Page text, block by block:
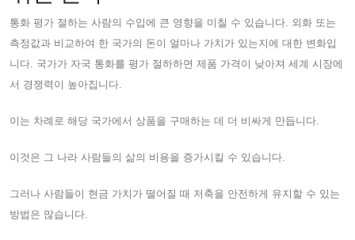
통화 평가 절하는 사람의 수입에 큰 영향을 미칠 수 있습니다. 외화 또는
측정값과 비교하여 한 국가의 돈이 얼마나 가치가 있는지에 대한 변화입
니다. 국가가 자국 통화를 평가 절하하면 제품 가격이 낮아져 세계 시장에
서 경쟁력이 높아집니다.
이는 차례로 해당 국가에서 상품을 구매하는 데 더 비싸게 만듭니다.
이것은 그 나라 사람들의 삶의 비용을 증가시킬 수 있습니다.
그러나 사람들이 현금 가치가 떨어질 때 저축을 안전하게 유지할 수 있는
방법은 많습니다.